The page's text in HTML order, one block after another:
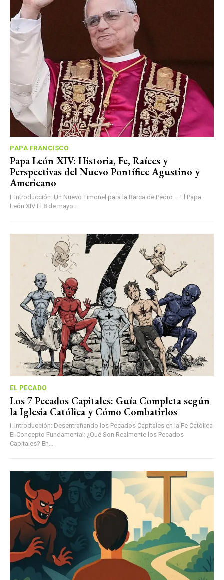
PAPA FRANCISCO
Papa León XIV: Historia, Fe, Raíces y
Perspectivas del Nuevo Pontífice Agustino y
Americano
I. Introducción: Un Nuevo Timonel para la Barca de Pedro – El Papa
León XIV El 8 de mayo...
EL PECADO
Los 7 Pecados Capitales: Guía Completa según
la Iglesia Católica y Cómo Combatirlos
I. Introducción: Desentrañando los Pecados Capitales en la Fe Católica
El Concepto Fundamental: ¿Qué Son Realmente los Pecados
Capitales? En...